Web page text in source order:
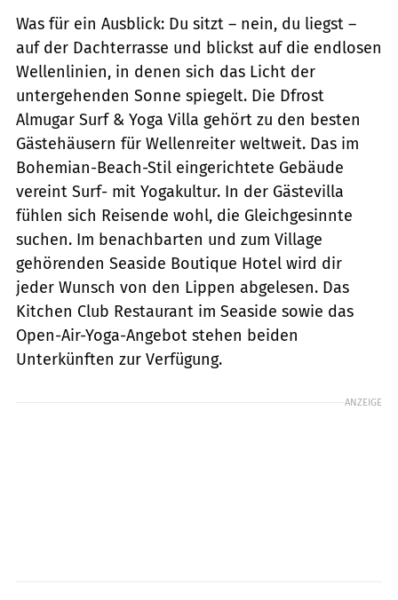
Was für ein Ausblick: Du sitzt – nein, du liegst –
auf der Dachterrasse und blickst auf die endlosen
Wellenlinien, in denen sich das Licht der
untergehenden Sonne spiegelt. Die Dfrost
Almugar Surf & Yoga Villa gehört zu den besten
Gästehäusern für Wellenreiter weltweit. Das im
Bohemian-Beach-Stil eingerichtete Gebäude
vereint Surf- mit Yogakultur. In der Gästevilla
fühlen sich Reisende wohl, die Gleichgesinnte
suchen. Im benachbarten und zum Village
gehörenden Seaside Boutique Hotel wird dir
jeder Wunsch von den Lippen abgelesen. Das
Kitchen Club Restaurant im Seaside sowie das
Open-Air-Yoga-Angebot stehen beiden
Unterkünften zur Verfügung.
ANZEIGE